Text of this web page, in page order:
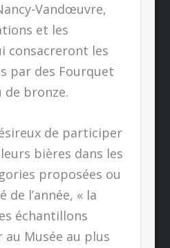
Vandœuvre,
et les
consacreront les
par des Fourquet
de bronze.
de participer
bières dans les
proposées ou
de l’année, « la
échantillons
Musée au plus